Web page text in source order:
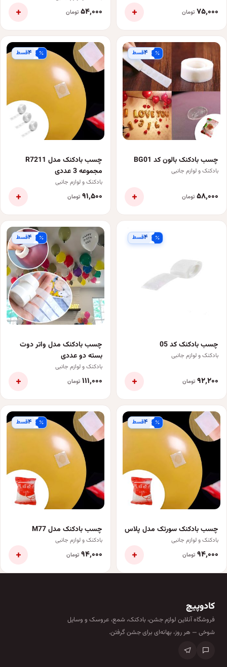
۷۵٬۰۰۰ تومان + ۵۴٬۰۰۰ تومان +
۴قسط
چسب بادکنک بالون کد BG01
بادکنک و لوازم جانبی
۵۸٬۰۰۰ تومان +
۴قسط
چسب بادکنک مدل R7211
مجموعه 3 عددی
بادکنک و لوازم جانبی
۹۱٬۵۰۰ تومان +
۴قسط
چسب بادکنک کد 05
بادکنک و لوازم جانبی
۹۲٬۲۰۰ تومان +
۴قسط
چسب بادکنک مدل واتر دوت
بسته دو عددی
بادکنک و لوازم جانبی
۱۱۱٬۰۰۰ تومان +
۴قسط
چسب بادکنک سورتک مدل پلاس
بادکنک و لوازم جانبی
۹۴٬۰۰۰ تومان +
۴قسط
چسب بادکنک مدل M77
بادکنک و لوازم جانبی
۹۴٬۰۰۰ تومان +
کادوپیچ
فروشگاه آنلاین لوازم جشن، بادکنک، شمع، عروسک و وسایل
شوخی — هر روز، بهانه‌ای برای جشن گرفتن.